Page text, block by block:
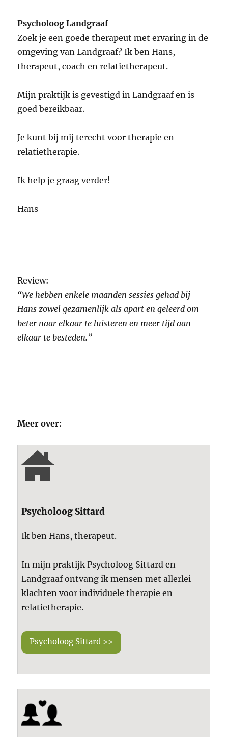
Psycholoog Landgraaf
Zoek je een goede therapeut met ervaring in de
omgeving van Landgraaf? Ik ben Hans,
therapeut, coach en relatietherapeut.
Mijn praktijk is gevestigd in Landgraaf en is
goed bereikbaar.
Je kunt bij mij terecht voor therapie en
relatietherapie.
Ik help je graag verder!
Hans
Review:
“We hebben enkele maanden sessies gehad bij
Hans zowel gezamenlijk als apart en geleerd om
beter naar elkaar te luisteren en meer tijd aan
elkaar te besteden.”
Meer over:
Psycholoog Sittard
Ik ben Hans, therapeut.
In mijn praktijk Psycholoog Sittard en
Landgraaf ontvang ik mensen met allerlei
klachten voor individuele therapie en
relatietherapie.
Psycholoog Sittard >>